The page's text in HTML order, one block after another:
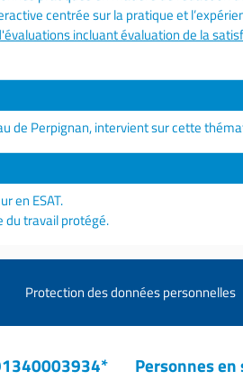
centrée sur la pratique et
incluant évaluation de la
de Perpignan, intervient sur cette
en ESAT.
du travail protégé.
Protection des données personnelles
Personnes